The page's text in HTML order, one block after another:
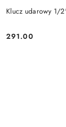
Klucz udarowy 1/
Cena:
291.00